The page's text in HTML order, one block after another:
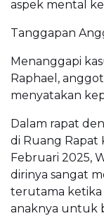
aspek mental
Tanggapan
Menanggapi
Raphael,
menyatakan
Dalam rapat
di Ruang Rapat
Februari 2025,
dirinya sangat
terutama ketika
anaknya untuk